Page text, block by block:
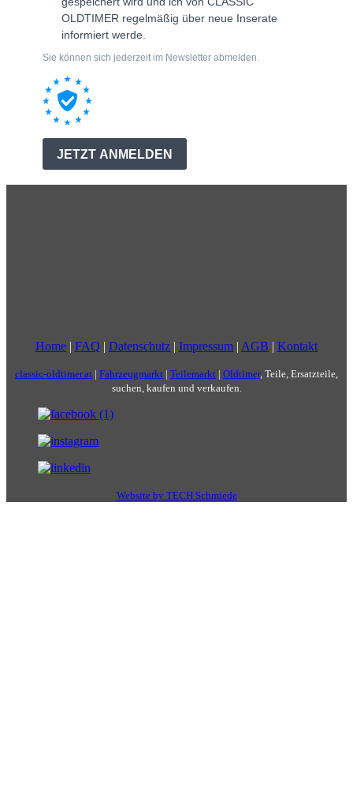
Home | FAQ | Datenschutz | Impressum | AGB | Kontakt
classic-oldtimer.at | Fahrzeugmarkt | Teilemarkt | Oldtimer, Teile, Ersatzteile,
suchen, kaufen und verkaufen.
Website by TECH Schmiede